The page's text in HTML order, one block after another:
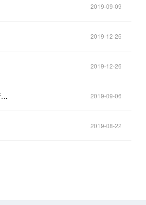
2019-09-09
2019-12-26
2019-12-26
蔚来拟发行2亿美元可转债，腾讯、李斌各认购一亿；阿里巴巴9月10日公布新六脉神剑；销售易获腾讯1.2亿美元E轮投资 2019-09-06
2019-08-22